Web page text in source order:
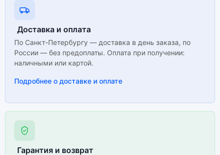
Доставка и оплата
По Санкт-Петербургу — доставка в день заказа, по
России — без предоплаты. Оплата при получении:
наличными или картой.
Подробнее о доставке и оплате
Гарантия и возврат